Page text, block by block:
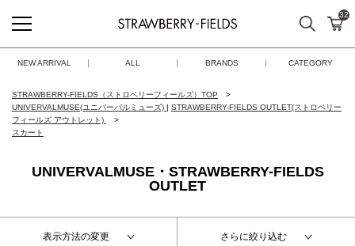
STRAWBERRY-FIELDS
検索 カ
32
NEW ARRIVAL ALL BRANDS CATEGORY
STRAWBERRY-FIELDS（ストロベリーフィールズ）TOP
UNIVERVALMUSE(ユニバーバルミューズ) | STRAWBERRY-FIELDS OUTLET(ストロベリー
フィールズ アウトレット)
スカート
UNIVERVALMUSE・STRAWBERRY-FIELDS
OUTLET
表示方法の変更 さらに絞り込む